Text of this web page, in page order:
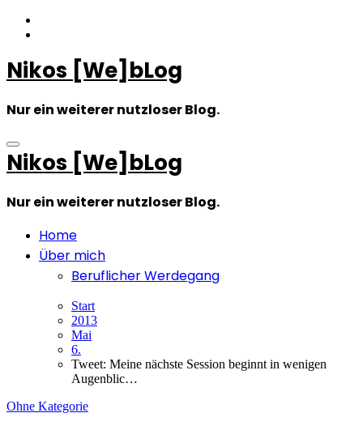
Zum
Inhalt
Nikos [We]bLog
Nur ein weiterer nutzloser Blog.
Nikos [We]bLog
Nur ein weiterer nutzloser Blog.
Home
Über mich
Beruflicher Werdegang
Start
2013
Mai
6.
Tweet: Meine nächste Session beginnt in wenigen
Augenblic…
Ohne Kategorie